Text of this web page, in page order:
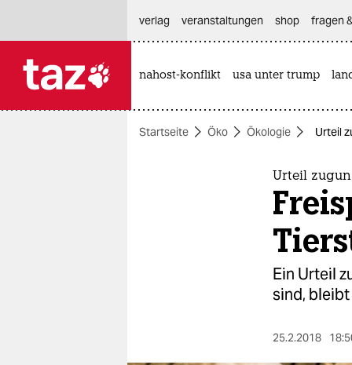
themen
verlag
veranstaltungen shop fragen
nahost-konflikt usa unter trump
Startseite Öko Ökologie Urteil
Urteil
Ein Urteil
sind,
25.2.2018